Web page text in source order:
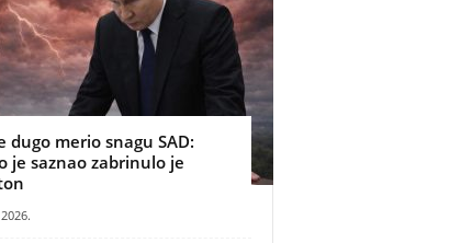
dugo merio snagu SAD:
je saznao zabrinulo je